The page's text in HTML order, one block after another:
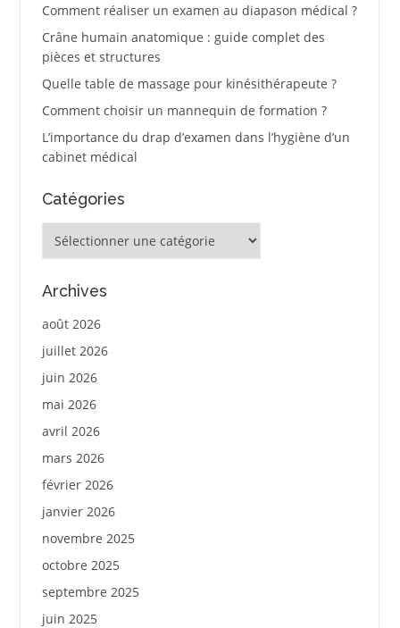
Comment réaliser un examen au diapason médical ?
Crâne humain anatomique : guide complet des
pièces et structures
Quelle table de massage pour kinésithérapeute ?
Comment choisir un mannequin de formation ?
L’importance du drap d’examen dans l’hygiène d’un
cabinet médical
Catégories
Archives
août 2026
juillet 2026
juin 2026
mai 2026
avril 2026
mars 2026
février 2026
janvier 2026
novembre 2025
octobre 2025
septembre 2025
juin 2025